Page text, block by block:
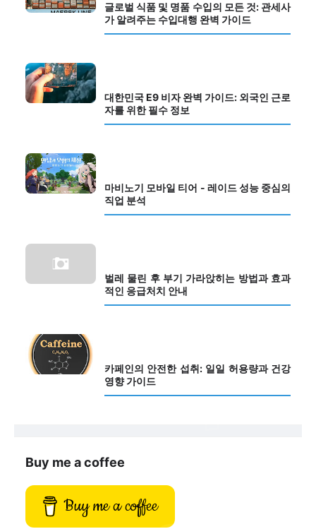
글로벌 식품 및 명품 수입의 모든 것: 관세사
가 알려주는 수입대행 완벽 가이드
대한민국 E9 비자 완벽 가이드: 외국인 근로
자를 위한 필수 정보
마비노기 모바일 티어 - 레이드 성능 중심의
직업 분석
벌레 물린 후 부기 가라앉히는 방법과 효과
적인 응급처치 안내
카페인의 안전한 섭취: 일일 허용량과 건강
영향 가이드
Buy me a coffee
Buy me a coffee